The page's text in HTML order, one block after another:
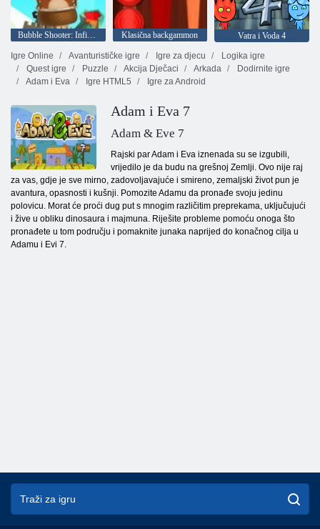
Bubble Shooter: Infinity Klasična backgammon
Vatra i Voda 4
Igre Online
Avanturističke igre Igre za djecu
Logika igre
Quest igre
Puzzle Akcija Dječaci Arkada
Dodirnite igre
Adam i Eva
Igre HTML5 Igre za Android
Adam i Eva 7
Adam & Eve 7
Rajski par Adam i Eva iznenada su se izgubili,
vrijedilo je da budu na grešnoj Zemlji. Ovo nije raj
za vas, gdje je sve mirno, zadovoljavajuće i smireno, zemaljski život pun je
avantura, opasnosti i kušnji. Pomozite Adamu da pronađe svoju jedinu
polovicu. Morat će proći dug put s mnogim različitim preprekama, uključujući
i žive u obliku dinosaura i majmuna. Riješite probleme pomoću onoga što
pronađete u tom području i pomaknite junaka naprijed do konačnog cilja u
Adamu i Evi 7.